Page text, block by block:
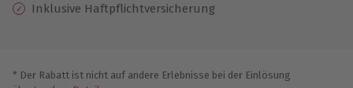
Inklusive Haftpflichtversicherung
* Der Rabatt ist nicht auf andere Erlebnisse bei der Einlösung